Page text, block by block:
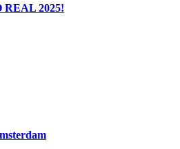
REAL 2025!